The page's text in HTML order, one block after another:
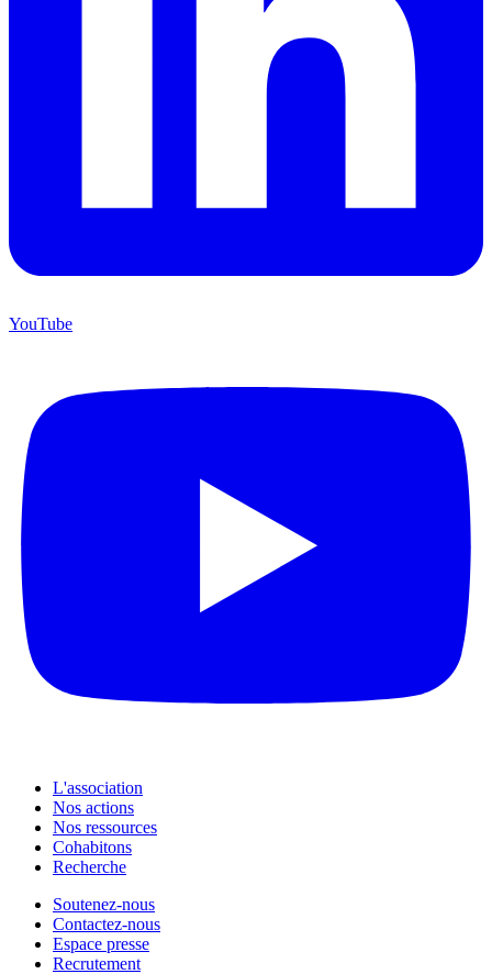
YouTube
L'association
Nos actions
Nos ressources
Cohabitons
Recherche
Soutenez-nous
Contactez-nous
Espace presse
Recrutement